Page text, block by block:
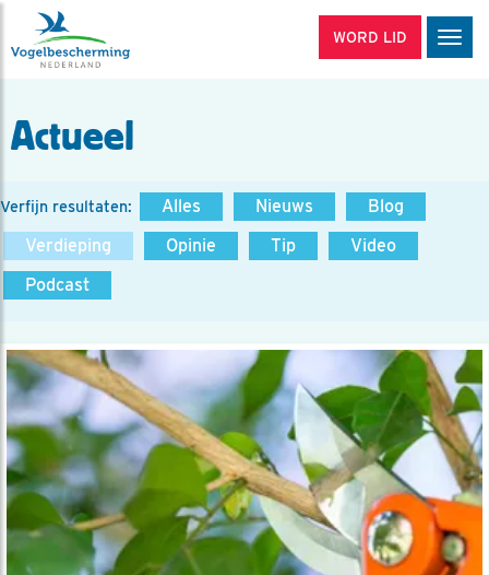
WORD LID
Actueel
Verfijn resultaten: Alles Nieuws
Blog
Verdieping
Opinie Tip
Video
Podcast